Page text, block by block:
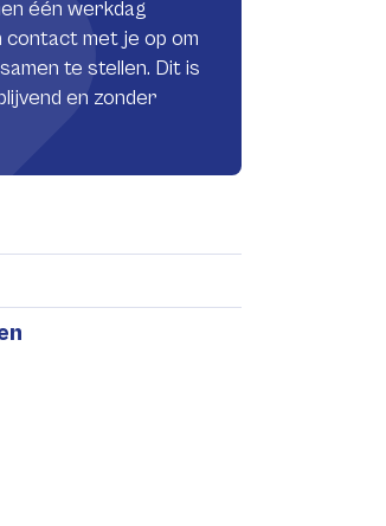
één werkdag
contact met je op om
te stellen. Dit is
en zonder